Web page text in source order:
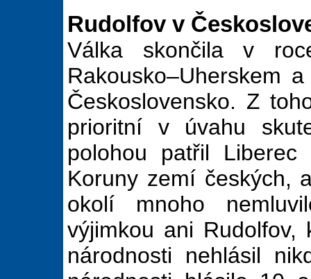
Rudolfov v
Válka skončila v
Rakousko–Uherskem
Československo. Z
prioritní v úvahu
polohou patřil
Koruny zemí českých,
okolí mnoho
výjimkou ani
národnosti nehlásil